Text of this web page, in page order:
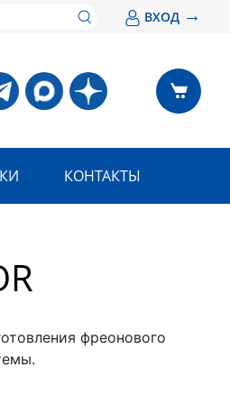
ВХОД →
КОНТАКТЫ
фреонового